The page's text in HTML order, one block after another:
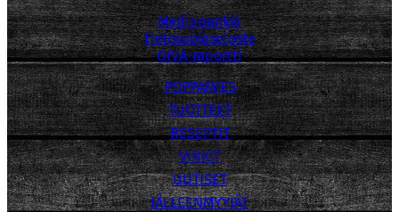
Mediapankki
tietosuojaseloste
OIVA-raportti
POPPAMIES
TUOTTEET
RESEPTIT
VINKIT
UUTISET
JÄLLEENMYYJÄT